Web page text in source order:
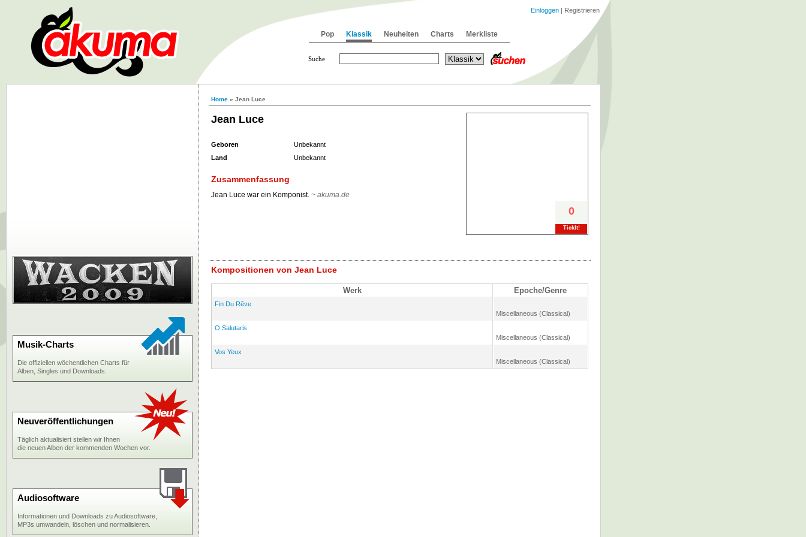
Home » Jean Luce
Jean Luce
0
TickIt!
Geboren
Unbekannt
Land
Unbekannt
Zusammenfassung
Jean Luce war ein Komponist. ~ akuma.de
Kompositionen von Jean Luce
Werk Epoche/Genre
Fin Du Rêve
Miscellaneous (Classical)
O Salutaris
Miscellaneous (Classical)
Vos Yeux
Miscellaneous (Classical)
Musik-Charts
Die offiziellen wöchentlichen Charts für
Alben, Singles und Downloads.
Neuveröffentlichungen
Täglich aktualisiert stellen wir Ihnen
die neuen Alben der kommenden Wochen vor.
Audiosoftware
Informationen und Downloads zu Audiosoftware,
MP3s umwandeln, löschen und normalisieren.
Pop Klassik Neuheiten Charts Merkliste
Einloggen | Registrieren
Suche